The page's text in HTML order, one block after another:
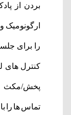
را برای
کنترل های
پخش/مکث
تماس ها را